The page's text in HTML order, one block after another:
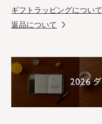
ギフトラッピングについて
返品について